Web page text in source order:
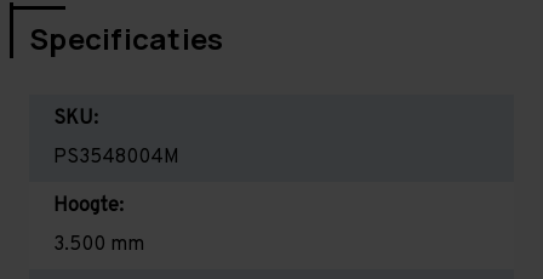
Specificaties
SKU:
PS3548004M
Hoogte:
3.500 mm